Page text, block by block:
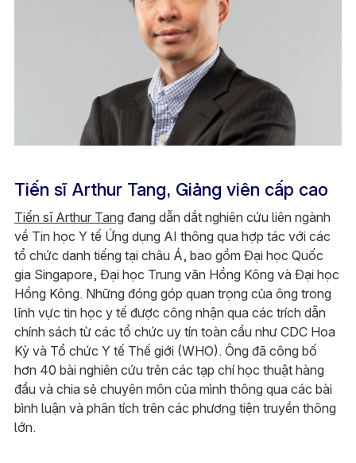
Tiến sĩ Arthur Tang, Giảng viên cấp cao
Tiến sĩ Arthur Tang đang dẫn dắt nghiên cứu liên ngành
về Tin học Y tế Ứng dụng AI thông qua hợp tác với các
tổ chức danh tiếng tại châu Á, bao gồm Đại học Quốc
gia Singapore, Đại học Trung văn Hồng Kông và Đại học
Hồng Kông. Những đóng góp quan trọng của ông trong
lĩnh vực tin học y tế được công nhận qua các trích dẫn
chính sách từ các tổ chức uy tín toàn cầu như CDC Hoa
Kỳ và Tổ chức Y tế Thế giới (WHO). Ông đã công bố
hơn 40 bài nghiên cứu trên các tạp chí học thuật hàng
đầu và chia sẻ chuyên môn của mình thông qua các bài
bình luận và phân tích trên các phương tiện truyền thông
lớn.